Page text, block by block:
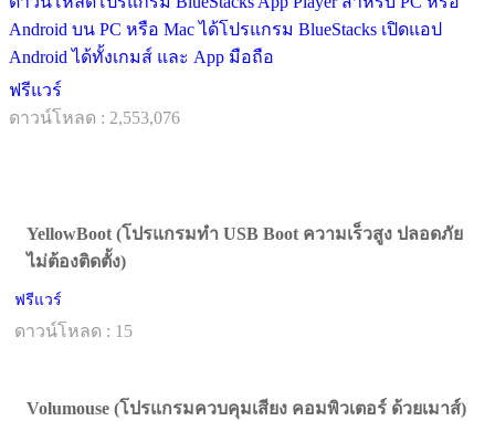
Android บน PC หรือ Mac ได้โปรแกรม BlueStacks เปิดแอป
Android ได้ทั้งเกมส์ และ App มือถือ
ฟรีแวร์
ดาวน์โหลด : 2,553,076
YellowBoot (โปรแกรมทำ USB Boot ความเร็วสูง ปลอดภัย
ไม่ต้องติดตั้ง)
ฟรีแวร์
ดาวน์โหลด : 15
Volumouse (โปรแกรมควบคุมเสียง คอมพิวเตอร์ ด้วยเมาส์)